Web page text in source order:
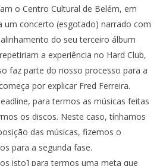
o Centro Cultural de Belém, em
um concerto (esgotado) narrado com
do seu terceiro álbum
a experiência no Hard Club,
faz parte do nosso processo para a
por explicar Fred Ferreira.
para termos as músicas feitas
os discos. Neste caso, tínhamos
das músicas, fizemos o
para a segunda fase.
isto] para termos uma meta que